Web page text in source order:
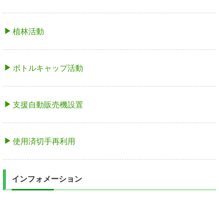
植林活動
ボトルキャップ活動
支援自動販売機設置
使用済切手再利用
インフォメーション